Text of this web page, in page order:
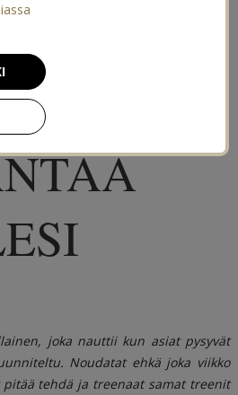
ON
MITÄ
joka nauttii kun asiat pysyvät
Noudatat ehkä joka viikko
tehdä ja treenaat samat treenit